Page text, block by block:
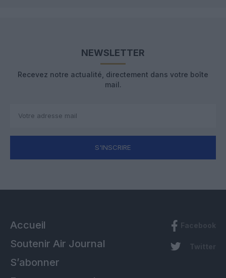
NEWSLETTER
Recevez notre actualité, directement dans votre boîte
mail.
S'INSCRIRE
Accueil
Soutenir Air Journal
S’abonner